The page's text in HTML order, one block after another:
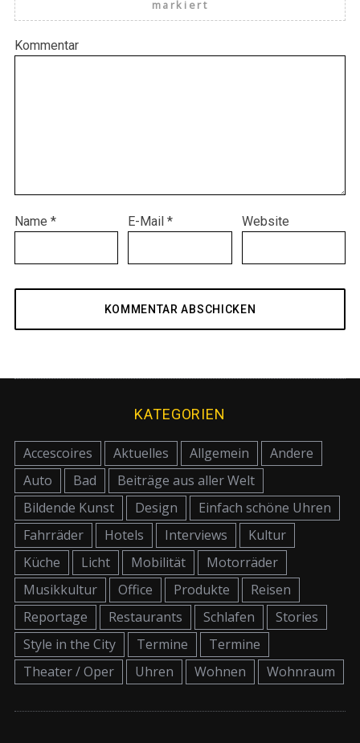
markiert
Kommentar
Name * E-Mail* Website
KATEGORIEN
Accescoires Aktuelles Allgemein
Andere
Auto
Bad
Beiträge aus aller Welt
Bildende Kunst
Design
Einfach schöne Uhren
Fahrräder
Hotels Interviews
Kultur
Küche
Licht Mobilität
Motorräder
Musikkultur
Office Produkte
Reisen
Reportage
Restaurants Schlafen
Stories
Style in the City
Termine
Termine
Theater / Oper
Uhren Wohnen Wohnraum